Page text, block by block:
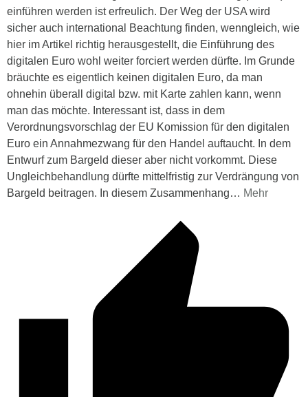
einführen werden ist erfreulich. Der Weg der USA wird
sicher auch international Beachtung finden, wenngleich, wie
hier im Artikel richtig herausgestellt, die Einführung des
digitalen Euro wohl weiter forciert werden dürfte. Im Grunde
bräuchte es eigentlich keinen digitalen Euro, da man
ohnehin überall digital bzw. mit Karte zahlen kann, wenn
man das möchte. Interessant ist, dass in dem
Verordnungsvorschlag der EU Komission für den digitalen
Euro ein Annahmezwang für den Handel auftaucht. In dem
Entwurf zum Bargeld dieser aber nicht vorkommt. Diese
Ungleichbehandlung dürfte mittelfristig zur Verdrängung von
Bargeld beitragen. In diesem Zusammenhang… Mehr